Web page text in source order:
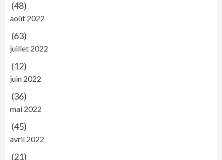
(48)
août 2022
(63)
juillet 2022
(12)
juin 2022
(36)
mai 2022
(45)
avril 2022
(21)